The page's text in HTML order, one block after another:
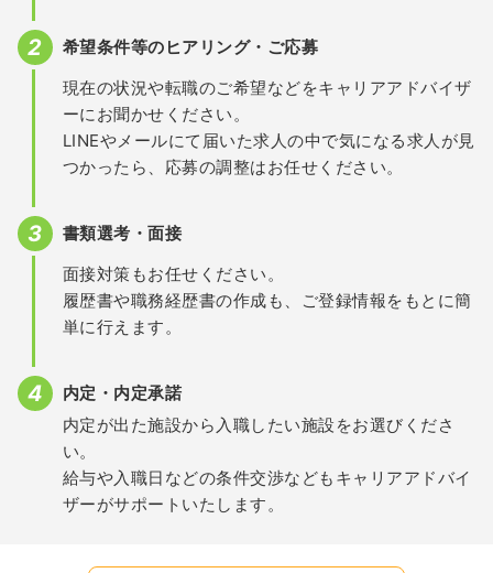
希望条件等のヒアリング・ご応募
現在の状況や転職のご希望などをキャリアアドバイザ
ーにお聞かせください。
LINEやメールにて届いた求人の中で気になる求人が見
つかったら、応募の調整はお任せください。
書類選考・面接
面接対策もお任せください。
履歴書や職務経歴書の作成も、ご登録情報をもとに簡
単に行えます。
内定・内定承諾
内定が出た施設から入職したい施設をお選びくださ
い。
給与や入職日などの条件交渉などもキャリアアドバイ
ザーがサポートいたします。